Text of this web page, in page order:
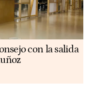
con la salida